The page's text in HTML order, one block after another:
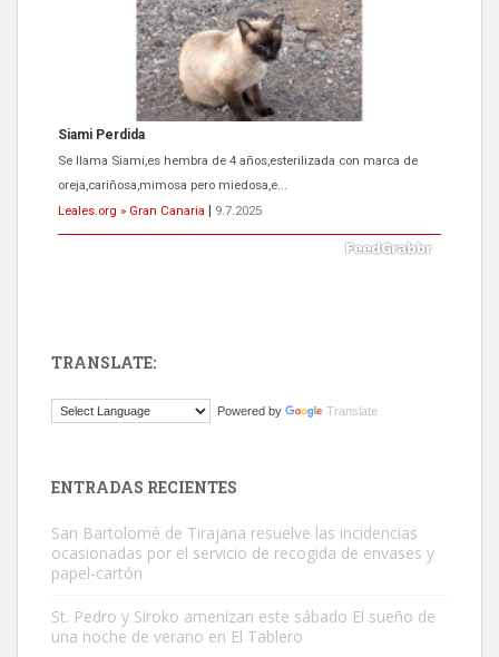
ADOPCIÓN URGENTE GATA TEROR GRAN CANARIA
El ayuntamiento se va a llevar a Los Gatos callejeros de la zona los
próximos días, ella incluida...
Leales.org » Gran Canaria
9.7.2025
Este gato macho ha aparecido en la calle hace menos de un mes,
TRANSLATE:
Powered by Translate
ENTRADAS RECIENTES
San Bartolomé de Tirajana resuelve las incidencias
ocasionadas por el servicio de recogida de envases y
papel-cartón
St. Pedro y Siroko amenizan este sábado El sueño de
una noche de verano en El Tablero